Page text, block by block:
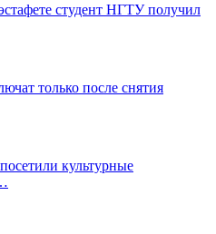
студент НГТУ получил
только после снятия
культурные